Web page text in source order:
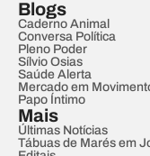
Blogs
Caderno Animal
Conversa Política
Pleno Poder
Sílvio Osias
Saúde Alerta
Mercado em
Papo Íntimo
Mais
Últimas Notícias
Tábuas de Marés em